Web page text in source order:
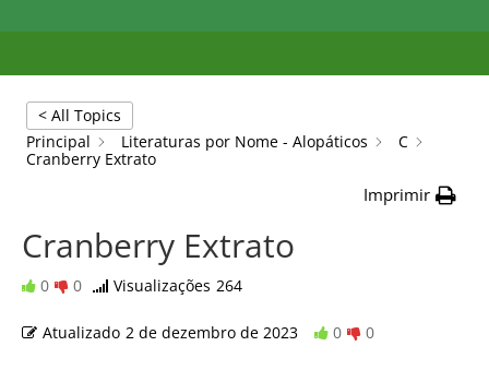
< All Topics
Principal
Literaturas por Nome - Alopáticos
C
Cranberry Extrato
Imprimir
Cranberry Extrato
0 0 Visualizações 264
Atualizado 2 de dezembro de 2023 0 0